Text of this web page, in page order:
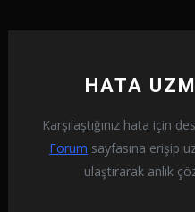
HATA
Karşılaştığınız hata için
Forum sayfasına erişip
ulaştırarak anlık
4-) Internetinizi
Internetinizde oluşan istikrarsız